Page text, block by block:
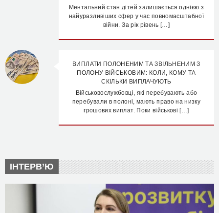
Ментальний стан дітей залишається однією з
найуразливіших сфер у час повномасштабної
війни. За рік рівень […]
ВИПЛАТИ ПОЛОНЕНИМ ТА ЗВІЛЬНЕНИМ З
ПОЛОНУ ВІЙСЬКОВИМ: КОЛИ, КОМУ ТА
СКІЛЬКИ ВИПЛАЧУЮТЬ
Військовослужбовці, які перебувають або
перебували в полоні, мають право на низку
грошових виплат. Поки військові […]
ІНТЕРВ’Ю